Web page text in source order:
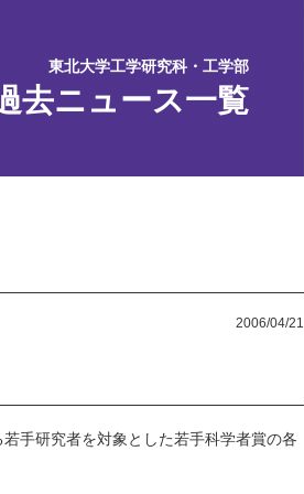
東北大学工学研究科・工学部
去ニュース一覧
2006/04/21
手研究者を対象とした若手科学者賞の各